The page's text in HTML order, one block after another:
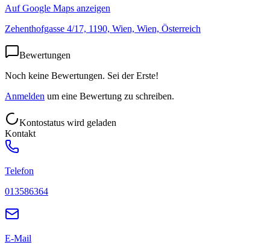
Auf Google Maps anzeigen
Zehenthofgasse 4/17, 1190, Wien, Wien, Österreich
Bewertungen
Noch keine Bewertungen. Sei der Erste!
Anmelden um eine Bewertung zu schreiben.
Kontostatus wird geladen
Kontakt
Telefon
013586364
E-Mail